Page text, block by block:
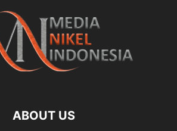
ABOUT US